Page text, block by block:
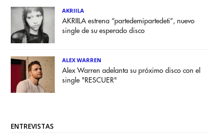
AKRIILA
AKRIILA estrena “partedemipartedeti”, nuevo
single de su esperado disco
ALEX WARREN
Alex Warren adelanta su próximo disco con el
single "RESCUER"
ENTREVISTAS